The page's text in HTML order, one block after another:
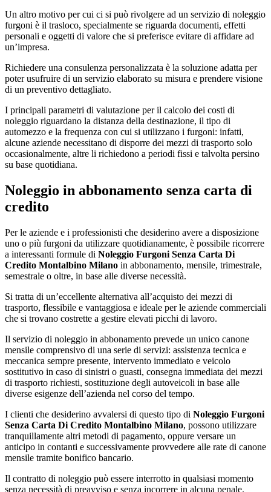
Un altro motivo per cui ci si può rivolgere ad un servizio di noleggio
furgoni è il trasloco, specialmente se riguarda documenti, effetti
personali e oggetti di valore che si preferisce evitare di affidare ad
un’impresa.
Richiedere una consulenza personalizzata è la soluzione adatta per
poter usufruire di un servizio elaborato su misura e prendere visione
di un preventivo dettagliato.
I principali parametri di valutazione per il calcolo dei costi di
noleggio riguardano la distanza della destinazione, il tipo di
automezzo e la frequenza con cui si utilizzano i furgoni: infatti,
alcune aziende necessitano di disporre dei mezzi di trasporto solo
occasionalmente, altre li richiedono a periodi fissi e talvolta persino
su base quotidiana.
Noleggio in abbonamento senza carta di
credito
Per le aziende e i professionisti che desiderino avere a disposizione
uno o più furgoni da utilizzare quotidianamente, è possibile ricorrere
a interessanti formule di Noleggio Furgoni Senza Carta Di
Credito Montalbino Milano in abbonamento, mensile, trimestrale,
semestrale o oltre, in base alle diverse necessità.
Si tratta di un’eccellente alternativa all’acquisto dei mezzi di
trasporto, flessibile e vantaggiosa e ideale per le aziende commerciali
che si trovano costrette a gestire elevati picchi di lavoro.
Il servizio di noleggio in abbonamento prevede un unico canone
mensile comprensivo di una serie di servizi: assistenza tecnica e
meccanica sempre presente, intervento immediato e veicolo
sostitutivo in caso di sinistri o guasti, consegna immediata dei mezzi
di trasporto richiesti, sostituzione degli autoveicoli in base alle
diverse esigenze dell’azienda nel corso del tempo.
I clienti che desiderino avvalersi di questo tipo di Noleggio Furgoni
Senza Carta Di Credito Montalbino Milano, possono utilizzare
tranquillamente altri metodi di pagamento, oppure versare un
anticipo in contanti e successivamente provvedere alle rate di canone
mensile tramite bonifico bancario.
Il contratto di noleggio può essere interrotto in qualsiasi momento
senza necessità di preavviso e senza incorrere in alcuna penale.